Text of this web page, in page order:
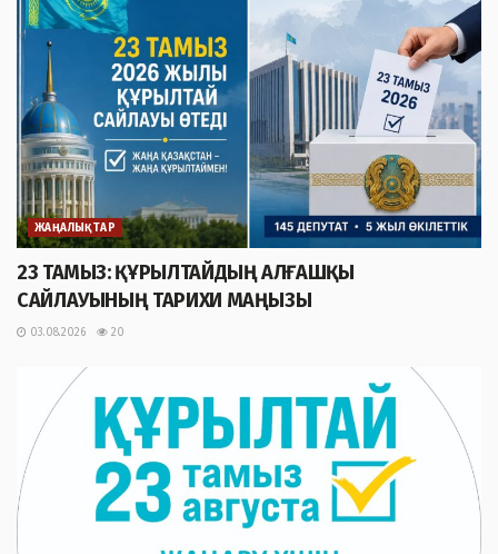
ЖАҢАЛЫҚТАР
23 ТАМЫЗ: ҚҰРЫЛТАЙДЫҢ АЛҒАШҚЫ
САЙЛАУЫНЫҢ ТАРИХИ МАҢЫЗЫ
03.08.2026 20